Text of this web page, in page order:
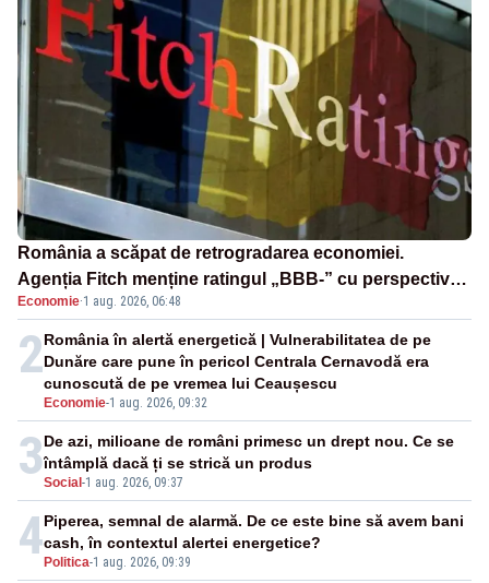
România a scăpat de retrogradarea economiei.
Agenția Fitch menține ratingul „BBB-” cu perspectivă
negativă
Economie·1 aug. 2026, 06:48
2
Economie-1 aug. 2026, 09:32
România în alertă energetică | Vulnerabilitatea de pe
Dunăre care pune în pericol Centrala Cernavodă era
cunoscută de pe vremea lui Ceaușescu
3Social -1 aug. 2026, 09:37
De azi, milioane de români primesc un drept nou. Ce se
întâmplă dacă ți se strică un produs
4 Politica-1 aug. 2026, 09:39
Piperea, semnal de alarmă. De ce este bine să avem bani
cash, în contextul alertei energetice?